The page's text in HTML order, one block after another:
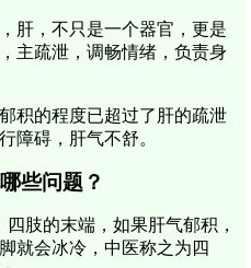
肝，不只是一个器官，更是
主疏泄，调畅情绪，负责身
积的程度已超过了肝的疏泄
障碍，肝气不舒。
些问题？
肢的末端，如果肝气郁积，
就会冰冷，中医称之为四